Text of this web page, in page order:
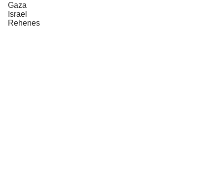
Gaza
Israel
Rehenes